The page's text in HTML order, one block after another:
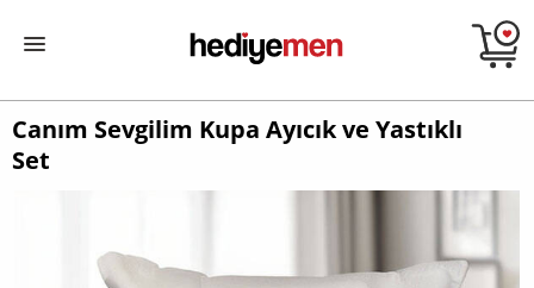
Canım Sevgilim Kupa Ayıcık ve Yastıklı
Set